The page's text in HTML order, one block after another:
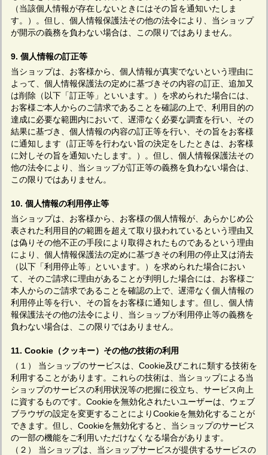
（当該個人情報が存在しないときにはその旨を通知いたしま
す。）。但し、個人情報保護法その他の法令により、当ショップ
が開示の義務を負わない場合は、この限りではありません。
9. 個人情報の訂正等
当ショップは、お客様から、個人情報が真実でないという理由に
よって、個人情報保護法の定めに基づきその内容の訂正、追加又
は削除（以下「訂正等」といいます。）を求められた場合には、
お客様ご本人からのご請求であることを確認の上で、利用目的の
達成に必要な範囲内において、遅滞なく必要な調査を行い、その
結果に基づき、個人情報の内容の訂正等を行い、その旨をお客様
に通知します（訂正等を行わない旨の決定をしたときは、お客様
に対しその旨を通知いたします。）。但し、個人情報保護法その
他の法令により、当ショップが訂正等の義務を負わない場合は、
この限りではありません。
10. 個人情報の利用停止等
当ショップは、お客様から、お客様の個人情報が、あらかじめ公
表された利用目的の範囲を超えて取り扱われているという理由又
は偽りその他不正の手段により取得されたものであるという理由
により、個人情報保護法の定めに基づきその利用の停止又は消去
（以下「利用停止等」といいます。）を求められた場合におい
て、そのご請求に理由があることが判明した場合には、お客様ご
本人からのご請求であることを確認の上で、遅滞なく個人情報の
利用停止等を行い、その旨をお客様に通知します。但し、個人情
報保護法その他の法令により、当ショップが利用停止等の義務を
負わない場合は、この限りではありません。
11. Cookie（クッキー）その他の技術の利用
（１） 当ショップのサービスは、Cookie及びこれに類する技術を
利用することがあります。これらの技術は、当ショップによる当
ショップのサービスの利用状況等の把握に役立ち、サービス向上
に資するものです。Cookieを無効化されたいユーザーは、ウェブ
ブラウザの設定を変更することによりCookieを無効化することが
できます。但し、Cookieを無効化すると、当ショップのサービス
の一部の機能をご利用いただけなくなる場合があります。
（２） 当ショップは、当ショップサービスが提供するサービスの